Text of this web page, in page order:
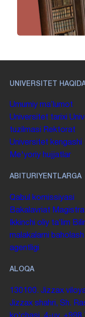
UNIVERSITET
Umumiy maʼlumot
Universitet tarixi
tuzilmasi
Rektorat
Universitet kengashi
Me'yoriy hujjatlar
ABITURIYENTLARGA
Qabul komissiyasi
Bakalavriat
Ikkinchi oliy taʼlim
malakalarni baholash
agentligi
ALOQA
130100. Jizzax
Jizzax shahri, Sh.